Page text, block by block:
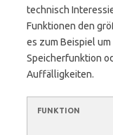
technisch
Funktionen den
es zum Beispiel
Speicherfunktion
Auffälligkeiten.
FUNKTION